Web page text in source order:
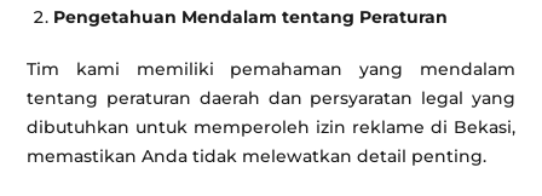
Pengetahuan Mendalam tentang Peraturan
Tim kami memiliki pemahaman yang mendalam
tentang peraturan daerah dan persyaratan legal yang
dibutuhkan untuk memperoleh izin reklame di Bekasi,
memastikan Anda tidak melewatkan detail penting.